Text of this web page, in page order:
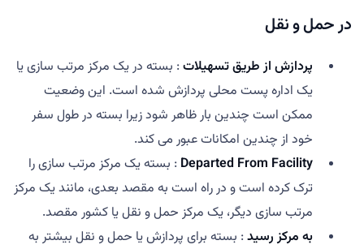
در حمل و نقل
پردازش از طریق تسهیلات: بسته در یک مرکز مرتب سازی یا
یک اداره پست محلی پردازش شده است. این وضعیت
ممکن است چندین بار ظاهر شود زیرا بسته در طول سفر
خود از چندین امکانات عبور می کند.
Departed From Facility : بسته یک مرکز مرتب سازی را
ترک کرده است و در راه است به مقصد بعدی، مانند یک مرکز
مرتب سازی دیگر، یک مرکز حمل و نقل یا کشور مقصد.
به مرکز رسید: بسته برای پردازش یا حمل و نقل بیشتر به